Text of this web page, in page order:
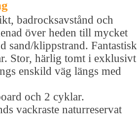
badrocksavstånd och
över heden till mycket
sand/klippstrand.
Stor, härlig tomt i exklusivt
enskild väg längs med
och 2 cyklar.
vackraste naturreservat